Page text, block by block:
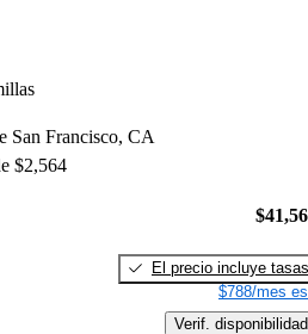
San Francisco, CA
$2,564
El precio incluye tasas
$788/mes
Verif. disponibilidad